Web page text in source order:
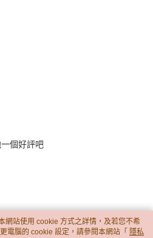
個好評吧
網站使用 cookie 方式之詳情，及若您不希
電腦的 cookie 設定，請參閱本網站「 隱私